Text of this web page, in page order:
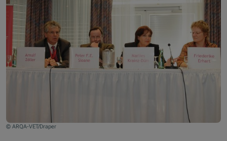
© ARQA-VET/Draper